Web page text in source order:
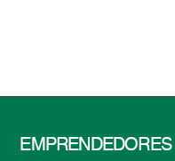
EMPRENDEDORES